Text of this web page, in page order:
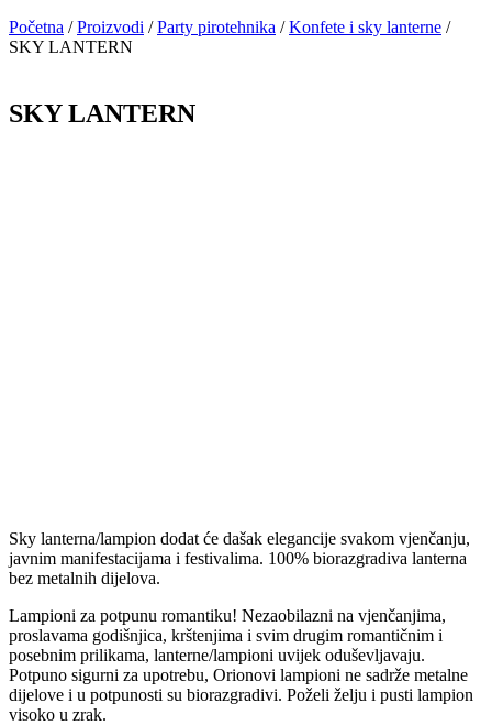
Početna / Proizvodi / Party pirotehnika / Konfete i sky lanterne /
SKY LANTERN
SKY LANTERN
Sky lanterna/lampion dodat će dašak elegancije svakom vjenčanju,
javnim manifestacijama i festivalima. 100% biorazgradiva lanterna
bez metalnih dijelova.
Lampioni za potpunu romantiku! Nezaobilazni na vjenčanjima,
proslavama godišnjica, krštenjima i svim drugim romantičnim i
posebnim prilikama, lanterne/lampioni uvijek oduševljavaju.
Potpuno sigurni za upotrebu, Orionovi lampioni ne sadrže metalne
dijelove i u potpunosti su biorazgradivi. Poželi želju i pusti lampion
visoko u zrak.